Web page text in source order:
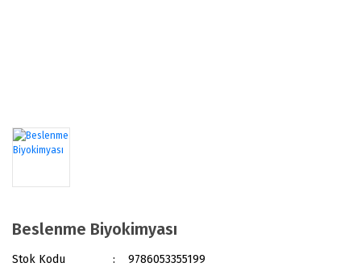
Beslenme Biyokimyası
Stok Kodu
9786053355199